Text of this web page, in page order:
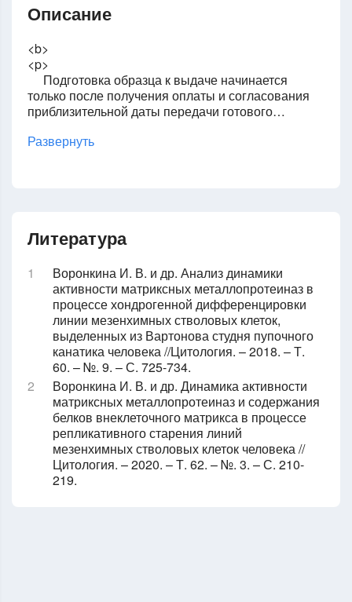
Описание
<b>
<p>
Подготовка образца к выдаче начинается
только после получения оплаты и согласования
приблизительной даты передачи готового…
Развернуть
Литература
Воронкина И. В. и др. Анализ динамики
активности матриксных металлопротеиназ в
процессе хондрогенной дифференцировки
линии мезенхимных стволовых клеток,
выделенных из Вартонова студня пупочного
канатика человека //Цитология. – 2018. – Т.
60. – №. 9. – С. 725-734.
Воронкина И. В. и др. Динамика активности
матриксных металлопротеиназ и содержания
белков внеклеточного матрикса в процессе
репликативного старения линий
мезенхимных стволовых клеток человека //
Цитология. – 2020. – Т. 62. – №. 3. – С. 210-
219.